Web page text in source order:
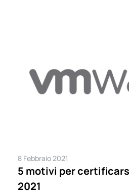
8 Febbraio 2021
5 motivi per
2021